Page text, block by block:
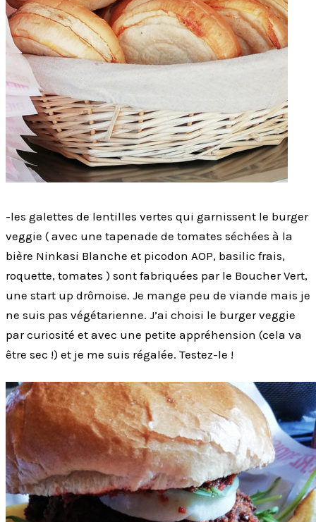
-les galettes de lentilles vertes qui garnissent le burger
veggie ( avec une tapenade de tomates séchées à la
bière Ninkasi Blanche et picodon AOP, basilic frais,
roquette, tomates ) sont fabriquées par le Boucher Vert,
une start up drômoise. Je mange peu de viande mais je
ne suis pas végétarienne. J’ai choisi le burger veggie
par curiosité et avec une petite appréhension (cela va
être sec !) et je me suis régalée. Testez-le !